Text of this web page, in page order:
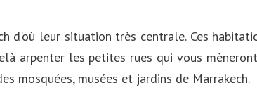
d'où leur situation très centrale. Ces
arpenter les petites rues qui vous
mosquées, musées et jardins de Marrakech.